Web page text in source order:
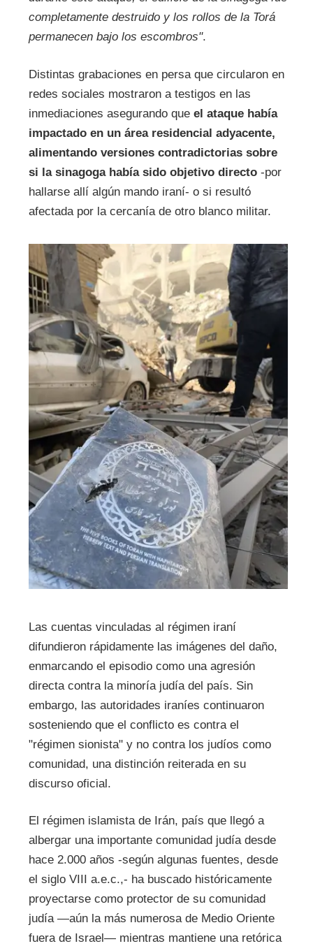
completamente destruido y los rollos de la Torá
permanecen bajo los escombros".
Distintas grabaciones en persa que circularon en
redes sociales mostraron a testigos en las
inmediaciones asegurando que el ataque había
impactado en un área residencial adyacente,
alimentando versiones contradictorias sobre
si la sinagoga había sido objetivo directo-por
hallarse allí algún mando iraní- o si resultó
afectada por la cercanía de otro blanco militar.
Las cuentas vinculadas al régimen iraní
difundieron rápidamente las imágenes del daño,
enmarcando el episodio como una agresión
directa contra la minoría judía del país. Sin
embargo, las autoridades iraníes continuaron
sosteniendo que el conflicto es contra el
"régimen sionista" y no contra los judíos como
comunidad, una distinción reiterada en su
discurso oficial.
El régimen islamista de Irán, país que llegó a
albergar una importante comunidad judía desde
hace 2.000 años -según algunas fuentes, desde
el siglo VIII a.e.c.,- ha buscado históricamente
proyectarse como protector de su comunidad
judía —aún la más numerosa de Medio Oriente
fuera de Israel— mientras mantiene una retórica